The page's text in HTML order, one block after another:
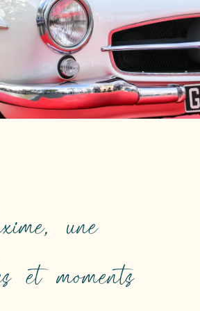
une
et moments